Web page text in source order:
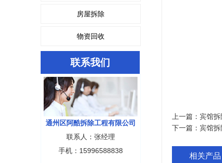
房屋拆除
物资回收
联系我们
通州区阿酷拆除工程有限公司
联系人：张经理
手机：15996588838
上一篇： 宾馆拆
下一篇： 宾馆拆
相关产品